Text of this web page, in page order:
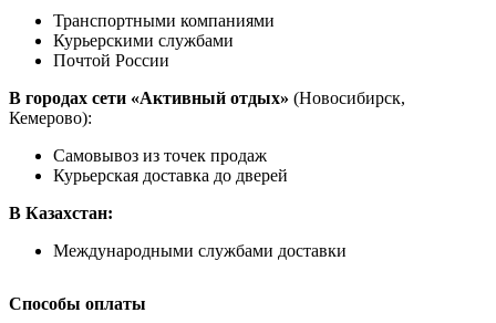
Транспортными компаниями
Курьерскими службами
Почтой России
В городах сети «Активный отдых» (Новосибирск,
Кемерово):
Самовывоз из точек продаж
Курьерская доставка до дверей
В Казахстан:
Международными службами доставки
Способы оплаты